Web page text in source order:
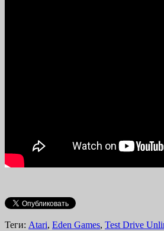
Теги: Atari, Eden Games, Test Drive